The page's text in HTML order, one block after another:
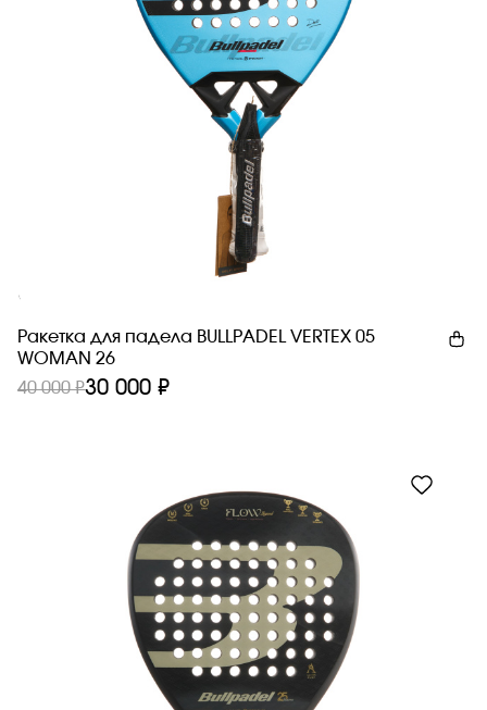
Новинка
Ракетка для падела BULLPADEL VERTEX 05
WOMAN 26
40 000 ₽30 000 ₽